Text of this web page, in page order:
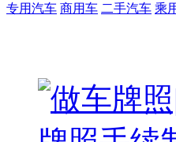
专用汽车 商用车 二手汽车 乘